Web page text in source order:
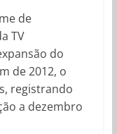
de
TV
do
de 2012, o
registrando
a dezembro